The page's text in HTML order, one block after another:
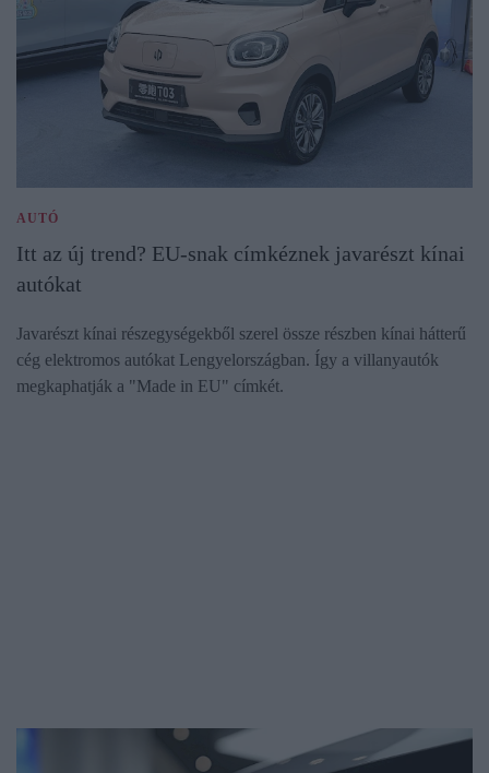
AUTÓ
Itt az új trend? EU-snak címkéznek javarészt kínai
autókat
Javarészt kínai részegységekből szerel össze részben kínai hátterű
cég elektromos autókat Lengyelországban. Így a villanyautók
megkaphatják a "Made in EU" címkét.